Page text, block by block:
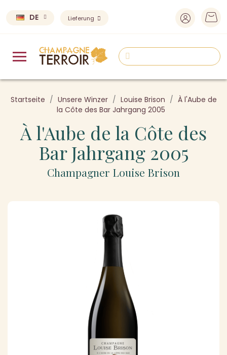
DE Lieferung
Startseite Unsere Winzer Louise Brison
À l'Aube de
la Côte des Bar Jahrgang 2005
À l'Aube de la Côte des
Bar Jahrgang 2005
Champagner Louise Brison